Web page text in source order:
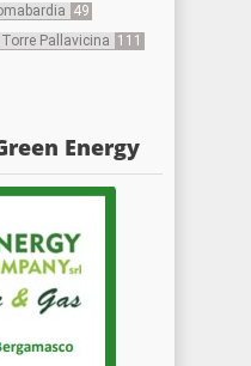
49
Torre Pallavicina 111
Energy